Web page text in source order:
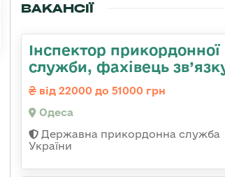
ВАКАНСІЇ
Інспектор прикордонної
служби, фахівець
від 22000 до 51000 грн
Одеса
Державна прикордонна служба
України